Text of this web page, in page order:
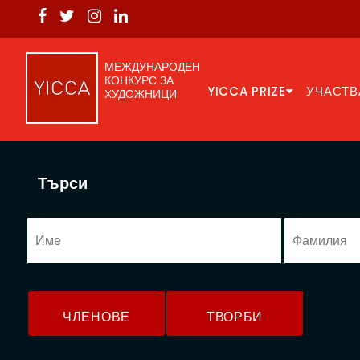
МЕЖДУНАРОДЕН
КОНКУРС ЗА
ХУДОЖНИЦИ
YICCA PRIZE
Търси
ЧЛЕНОВЕ ТВОРБИ